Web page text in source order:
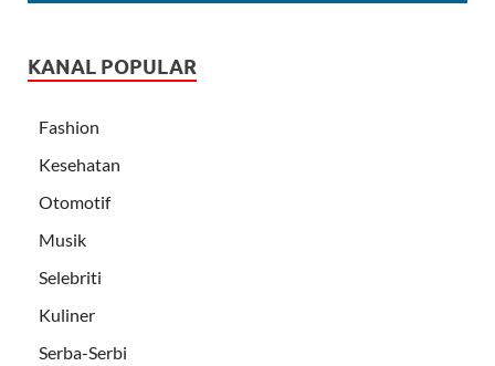
KANAL POPULAR
Fashion
Kesehatan
Otomotif
Musik
Selebriti
Kuliner
Serba-Serbi